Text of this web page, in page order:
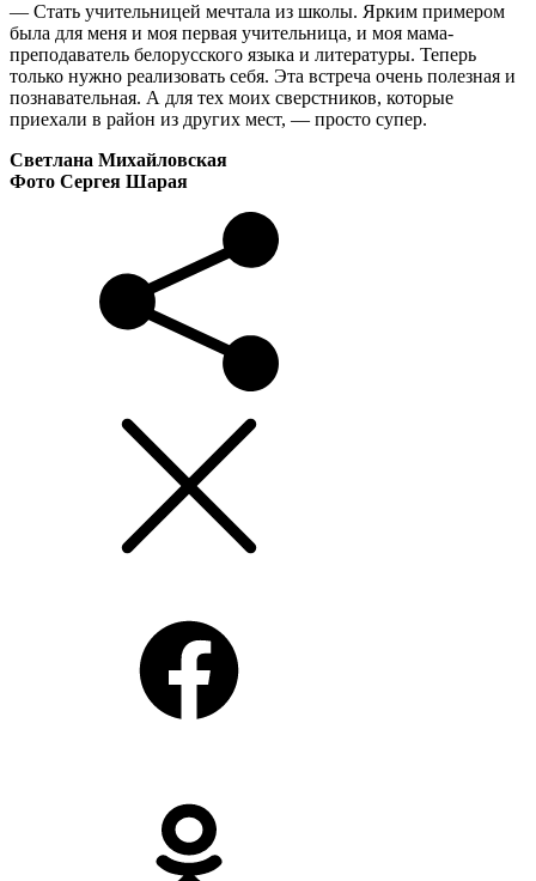
— Стать учительницей мечтала из школы. Ярким примером
была для меня и моя первая учительница, и моя мама-
преподаватель белорусского языка и литературы. Теперь
только нужно реализовать себя. Эта встреча очень полезная и
познавательная. А для тех моих сверстников, которые
приехали в район из других мест, — просто супер.
Светлана Михайловская
Фото Сергея Шарая